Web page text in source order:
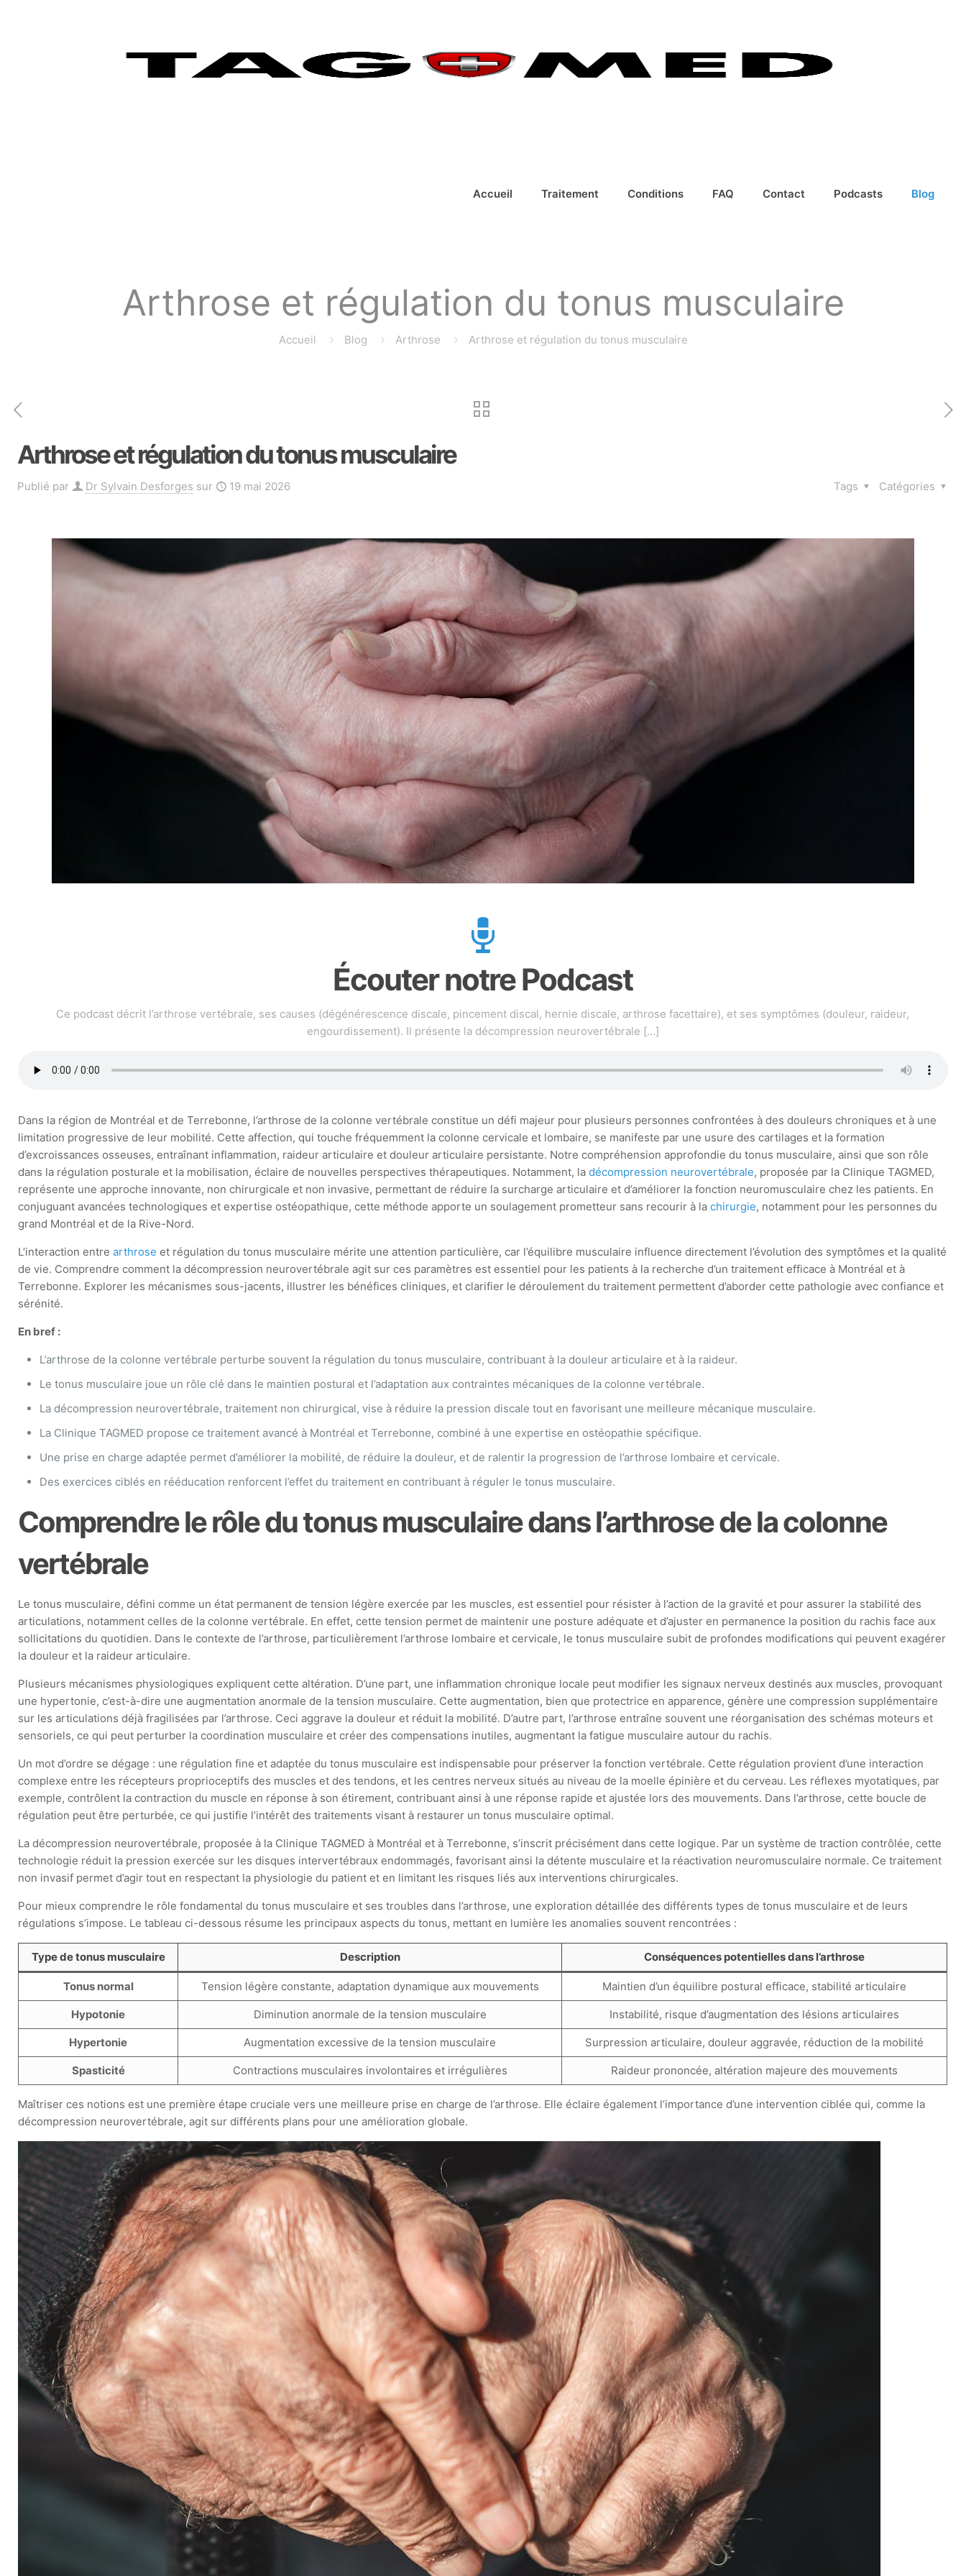
Accueil Traitement Conditions FAQ Contact Podcasts Blog
Arthrose et régulation du tonus musculaire
Accueil Blog Arthrose Arthrose et régulation du tonus musculaire
Arthrose et régulation du tonus musculaire
Publié par Dr Sylvain Desforges sur 19 mai 2026 Catégories
Tags
Écouter notre Podcast
Ce podcast décrit l’arthrose vertébrale, ses causes (dégénérescence discale, pincement discal, hernie discale, arthrose facettaire), et ses symptômes (douleur, raideur,
engourdissement). Il présente la décompression neurovertébrale […]
Dans la région de Montréal et de Terrebonne, l’arthrose de la colonne vertébrale constitue un défi majeur pour plusieurs personnes confrontées à des douleurs chroniques et à une
limitation progressive de leur mobilité. Cette affection, qui touche fréquemment la colonne cervicale et lombaire, se manifeste par une usure des cartilages et la formation
d’excroissances osseuses, entraînant inflammation, raideur articulaire et douleur articulaire persistante. Notre compréhension approfondie du tonus musculaire, ainsi que son rôle
dans la régulation posturale et la mobilisation, éclaire de nouvelles perspectives thérapeutiques. Notamment, ladécompression neurovertébrale, proposée par la Clinique TAGMED,
représente une approche innovante, non chirurgicale et non invasive, permettant de réduire la surcharge articulaire et d’améliorer la fonction neuromusculaire chez les patients. En
conjuguant avancées technologiques et expertise ostéopathique, cette méthode apporte un soulagement prometteur sans recourir à lachirurgie, notamment pour les personnes du
grand Montréal et de la Rive-Nord.
L’interaction entrearthrose et régulation du tonus musculaire mérite une attention particulière, car l’équilibre musculaire influence directement l’évolution des symptômes et la qualité
de vie. Comprendre comment la décompression neurovertébrale agit sur ces paramètres est essentiel pour les patients à la recherche d’un traitement efficace à Montréal et à
Terrebonne. Explorer les mécanismes sous-jacents, illustrer les bénéfices cliniques, et clarifier le déroulement du traitement permettent d’aborder cette pathologie avec confiance et
sérénité.
En bref :
L’arthrose de la colonne vertébrale perturbe souvent la régulation du tonus musculaire, contribuant à la douleur articulaire et à la raideur.
Le tonus musculaire joue un rôle clé dans le maintien postural et l’adaptation aux contraintes mécaniques de la colonne vertébrale.
La décompression neurovertébrale, traitement non chirurgical, vise à réduire la pression discale tout en favorisant une meilleure mécanique musculaire.
La Clinique TAGMED propose ce traitement avancé à Montréal et Terrebonne, combiné à une expertise en ostéopathie spécifique.
Une prise en charge adaptée permet d’améliorer la mobilité, de réduire la douleur, et de ralentir la progression de l’arthrose lombaire et cervicale.
Des exercices ciblés en rééducation renforcent l’effet du traitement en contribuant à réguler le tonus musculaire.
Comprendre le rôle du tonus musculaire dans l’arthrose de la colonne
vertébrale
Le tonus musculaire, défini comme un état permanent de tension légère exercée par les muscles, est essentiel pour résister à l’action de la gravité et pour assurer la stabilité des
articulations, notamment celles de la colonne vertébrale. En effet, cette tension permet de maintenir une posture adéquate et d’ajuster en permanence la position du rachis face aux
sollicitations du quotidien. Dans le contexte de l’arthrose, particulièrement l’arthrose lombaire et cervicale, le tonus musculaire subit de profondes modifications qui peuvent exagérer
la douleur et la raideur articulaire.
Plusieurs mécanismes physiologiques expliquent cette altération. D’une part, une inflammation chronique locale peut modifier les signaux nerveux destinés aux muscles, provoquant
une hypertonie, c’est-à-dire une augmentation anormale de la tension musculaire. Cette augmentation, bien que protectrice en apparence, génère une compression supplémentaire
sur les articulations déjà fragilisées par l’arthrose. Ceci aggrave la douleur et réduit la mobilité. D’autre part, l’arthrose entraîne souvent une réorganisation des schémas moteurs et
sensoriels, ce qui peut perturber la coordination musculaire et créer des compensations inutiles, augmentant la fatigue musculaire autour du rachis.
Un mot d’ordre se dégage : une régulation fine et adaptée du tonus musculaire est indispensable pour préserver la fonction vertébrale. Cette régulation provient d’une interaction
complexe entre les récepteurs proprioceptifs des muscles et des tendons, et les centres nerveux situés au niveau de la moelle épinière et du cerveau. Les réflexes myotatiques, par
exemple, contrôlent la contraction du muscle en réponse à son étirement, contribuant ainsi à une réponse rapide et ajustée lors des mouvements. Dans l’arthrose, cette boucle de
régulation peut être perturbée, ce qui justifie l’intérêt des traitements visant à restaurer un tonus musculaire optimal.
La décompression neurovertébrale, proposée à la Clinique TAGMED à Montréal et à Terrebonne, s’inscrit précisément dans cette logique. Par un système de traction contrôlée, cette
technologie réduit la pression exercée sur les disques intervertébraux endommagés, favorisant ainsi la détente musculaire et la réactivation neuromusculaire normale. Ce traitement
non invasif permet d’agir tout en respectant la physiologie du patient et en limitant les risques liés aux interventions chirurgicales.
Pour mieux comprendre le rôle fondamental du tonus musculaire et ses troubles dans l’arthrose, une exploration détaillée des différents types de tonus musculaire et de leurs
régulations s’impose. Le tableau ci-dessous résume les principaux aspects du tonus, mettant en lumière les anomalies souvent rencontrées :
Type de tonus musculaire Description Conséquences potentielles dans l’arthrose
Tonus normal Tension légère constante, adaptation dynamique aux mouvements Maintien d’un équilibre postural efficace, stabilité articulaire
Hypotonie Diminution anormale de la tension musculaire Instabilité, risque d’augmentation des lésions articulaires
Hypertonie Augmentation excessive de la tension musculaire Surpression articulaire, douleur aggravée, réduction de la mobilité
Spasticité Contractions musculaires involontaires et irrégulières Raideur prononcée, altération majeure des mouvements
Maîtriser ces notions est une première étape cruciale vers une meilleure prise en charge de l’arthrose. Elle éclaire également l’importance d’une intervention ciblée qui, comme la
décompression neurovertébrale, agit sur différents plans pour une amélioration globale.